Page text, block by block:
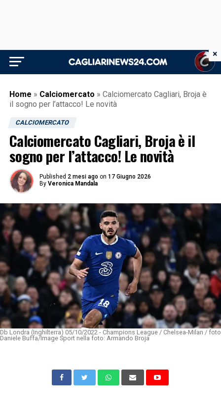
Home » Calciomercato » Calciomercato Cagliari, Broja è
il sogno per l’attacco! Le novità
CALCIOMERCATO
Calciomercato Cagliari, Broja è il
sogno per l’attacco! Le novità
Published 2 mesi ago on 17 Giugno 2026
By Veronica Mandala
Db Londra (Inghilterra) 05/10/2022 - Champions League / Chelsea-Milan / foto
Daniele Buffa/Image Sport nella foto: Armando Broja
×